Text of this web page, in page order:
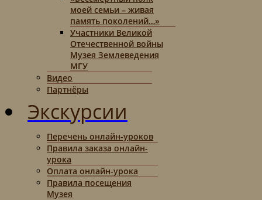
моей семьи – живая
память поколений…»
Участники Великой
Отечественной войны
Музея Землеведения
МГУ
Видео
Партнёры
Экскурсии
Перечень онлайн-уроков
Правила заказа онлайн-
урока
Оплата онлайн-урока
Правила посещения
Музея